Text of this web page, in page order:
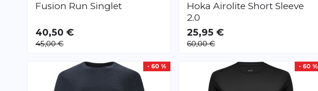
Fusion Run Singlet
VERFÜGBAR
XSMLXL
40,50 €
45,00 €
Hoka Airolite Short Sleeve
2.0
VERFÜGBAR
XS
25,95 €
60,00 €
- 60 % - 60 %